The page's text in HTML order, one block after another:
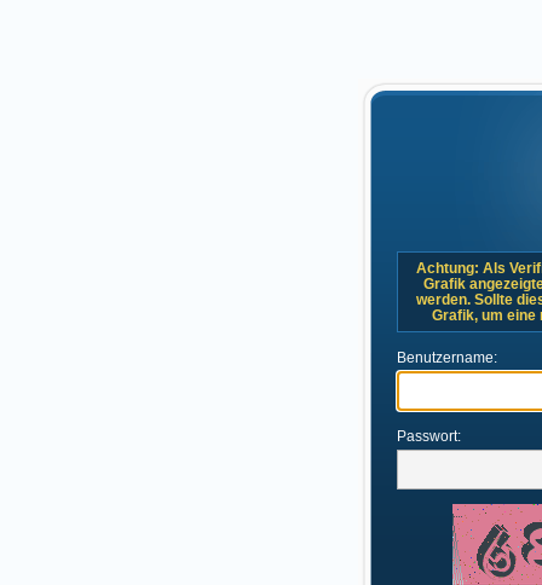
Achtung: Als
Grafik
werden. Sollte
Grafik, um eine
Benutzername:
Passwort: